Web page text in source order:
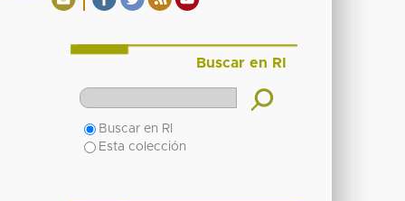
Buscar en RI
Buscar en RI
Esta colección